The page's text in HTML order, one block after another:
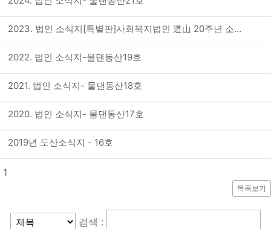
2023. 법인 소식지[특별판]사회복지법인 道山 20주년 소식지
2022. 법인 소식지-물댄동산19호
2021. 법인 소식지- 물댄동산18호
2020. 법인 소식지- 물댄동산17호
2019년 도산소식지 - 16호
1
목록보기
검색 :